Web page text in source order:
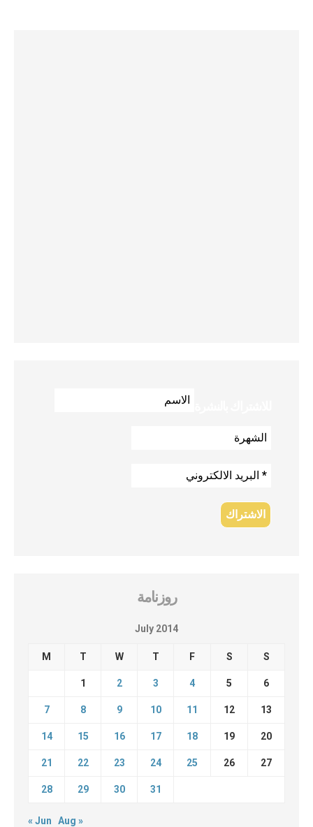
روزنامة
July 2014
M T W T F S S
1 2 3 4 5 6
7 8 9 10 11 12 13
14 15 16 17 18 19 20
21 22 23 24 25 26 27
28 29 30 31
« Jun Aug »